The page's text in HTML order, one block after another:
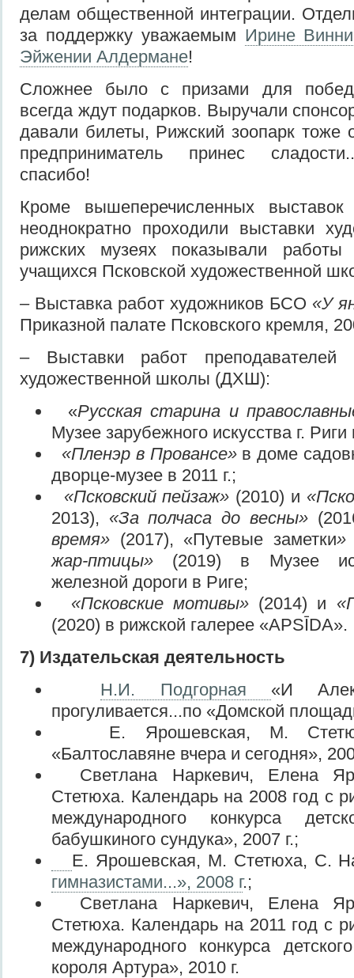
делам общественной интеграции.
за поддержку уважаемым Ирине
Эйжении Алдермане!
Сложнее было с призами для
всегда ждут подарков. Выручали
давали билеты, Рижский зоопарк тоже
предприниматель принес
спасибо!
Кроме вышеперечисленных
неоднократно проходили выставки
рижских музеях показывали работы
учащихся Псковской художественной
– Выставка работ художников БСО «У
Приказной палате Псковского кремля,
– Выставки работ преподавателей
художественной школы (ДХШ):
«Русская старина и
Музее зарубежного искусства г. Риги
«Пленэр в Провансе»в доме
дворце-музее в 2011 г.;
«Псковский пейзаж» (2010) и
2013), «За полчаса до весны»
время» (2017), «Путевые заметки
жар-птицы» (2019) в Музее
железной дороги в Риге;
«Псковские мотивы»(2014) и
(2020) в рижской галерее «APSĪDA».
7) Издательская деятельность
Н.И. Подгорная «И
прогуливается...по «Домской
Е. Ярошевская, М.
«Балтославяне вчера и сегодня»,
Светлана Наркевич, Елена
Стетюха. Календарь на 2008 год с
международного конкурса
бабушкиного сундука», 2007 г.;
Е. Ярошевская, М. Стетюха, С.
гимназистами...», 2008 г.;
Светлана Наркевич, Елена
Стетюха. Календарь на 2011 год с
международного конкурса
короля Артура», 2010 г.